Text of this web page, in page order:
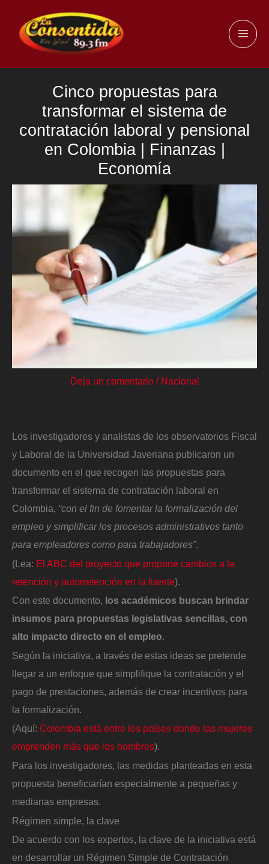
contenido
Cinco propuestas para
transformar el sistema de
contratación laboral y pensional
en Colombia | Finanzas |
Economía
Deja un comentario / Nacional
Los investigadores y analistas de los observatorios Fiscal
y Laboral de la Universidad Javeriana publicaron un
documento en el que recogen las propuestas para
transformar el sistema de contratación laboral en
Colombia, “con el fin de fomentar la formalización del
empleo y simplificar los procesos administrativos tanto
para empleadores como para trabajadores”.
(Lea: El ABC del proyecto que propone cambios a la
retención y autorretención en la fuente).
Con este documento, los académicos buscan brindar
insumos para propuestas legislativas sencillas, con
alto impacto directo en el empleo.
Según la iniciativa, a través de estas ideas se pretende
llegar a un enfoque que simplifique la contratación y el
pago de prestaciones, además de crear incentivos para
la formalización.
(Aquí: Colombia está entre los países donde las mujeres
emprenden más que los hombres).
Para los investigadores, las medidas planteadas en esta
propuesta beneficiarían especialmente a pequeñas y
medianas empresas.
Régimen simple, la clave
De acuerdo con los expertos, la clave de la iniciativa está
en desarrollar un Régimen Simple de Contratación